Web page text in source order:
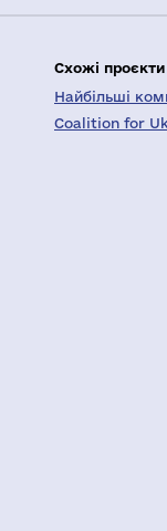
Схожі проєкти
Найбільші
Coalition for